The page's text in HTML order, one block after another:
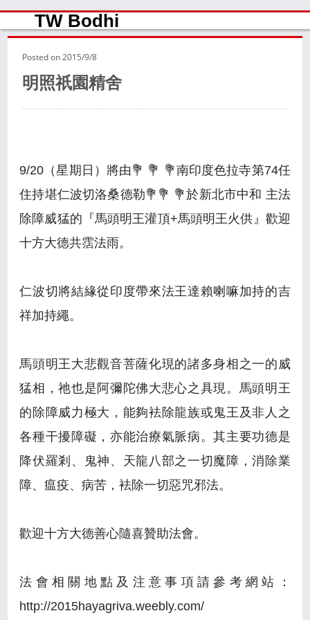
TW Bodhi
Posted on2015/9/8
明照祇園精舍
9/20（星期日）將由💐 💐 💐南印度色拉寺第74任
住持堪仁波切洛桑德勒💐💐 💐於新北市中和 主法
除障威猛的『馬頭明王灌頂+馬頭明王火供』歡迎
十方大德共霑法雨。
仁波切將結緣從印度帶來法王達賴喇嘛加持的吉
祥加持繩。
馬頭明王大悲觀音菩薩化現的諸多身相之一的威
猛相，祂也是阿彌陀佛大悲心之具現。馬頭明王
的除障威力極大，能夠袪除龍族或鬼王及非人之
各種干擾障礙，亦能治療氣脈病。其主要功德是
降伏羅剎、鬼神、天龍八部之一切魔障，消除業
障、瘟疫、病苦，袪除一切惡咒邪法。
歡迎十方大德善心隨喜贊助法會。
法會相關地點及注意事項請參考網站：
http://2015hayagriva.weebly.com/